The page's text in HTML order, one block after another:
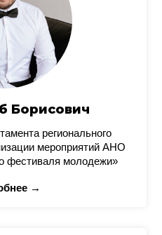
Борисович
регионального
мероприятий АНО
фестиваля молодежи»
→